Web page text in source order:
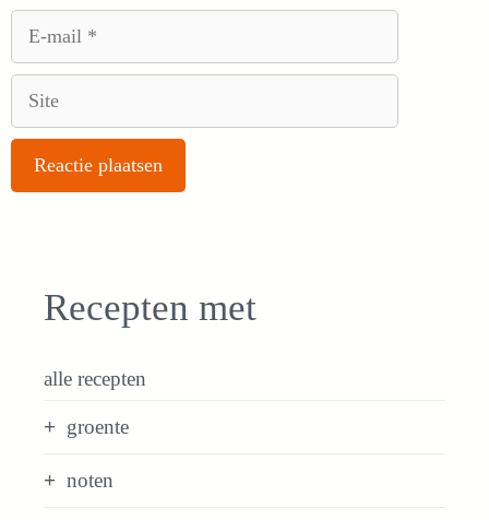
Recepten met
alle recepten
groente
noten